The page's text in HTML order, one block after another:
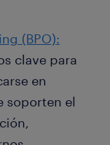
(BPO):
clave para
en
soporten el